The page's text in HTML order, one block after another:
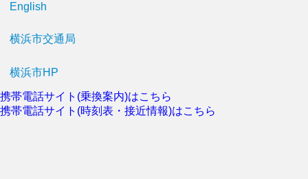
English
横浜市交通局
横浜市HP
携帯電話サイト(乗換案内)はこちら
携帯電話サイト(時刻表・接近情報)はこちら